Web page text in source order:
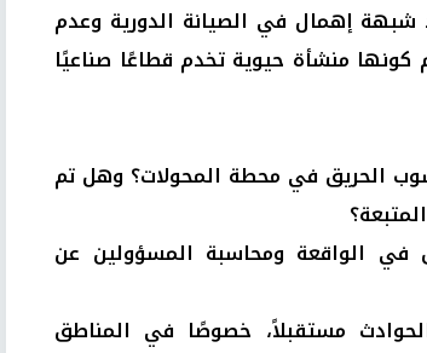
شبهة إهمال في الصيانة الدورية وعدم
كونها منشأة حيوية تخدم قطاعًا صناعيًا
الحريق في محطة المحولات؟ وهل تم
في الواقعة ومحاسبة المسؤولين عن
مستقبلاً، خصوصًا في المناطق